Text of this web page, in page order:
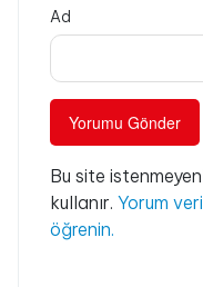
Ad
Bu site
kullanır. Yorum
öğrenin.